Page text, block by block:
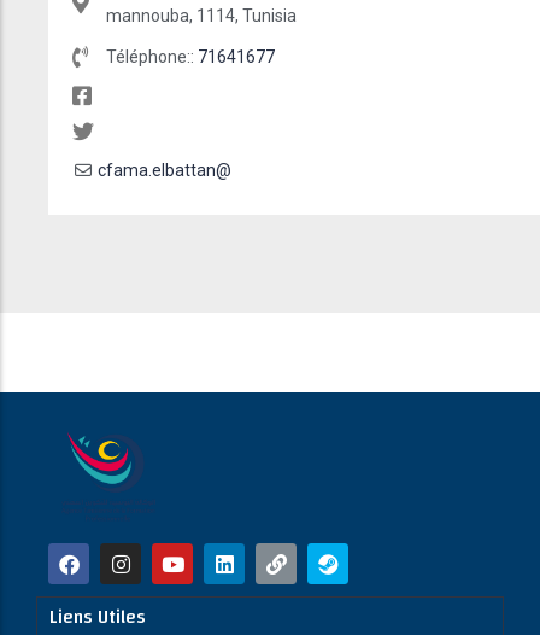
mannouba, 1114, Tunisia
Téléphone:: 71641677
cfama.elbattan@
Liens Utiles